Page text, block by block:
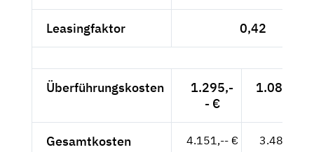
Leasingfaktor 0,42
Überführungskosten
1.295,-
- €
1.088,24
Gesamtkosten 4.151,-- € 3.488,24